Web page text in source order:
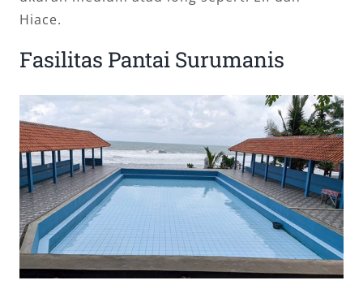
Hiace.
Fasilitas Pantai Surumanis